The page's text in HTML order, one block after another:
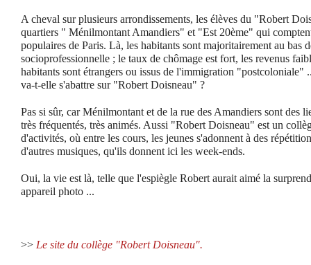
A cheval sur plusieurs arrondissements, les élèves du "Robert
quartiers " Ménilmontant Amandiers" et "Est 20ème" qui
populaires de Paris. Là, les habitants sont majoritairement au bas
socioprofessionnelle ; le taux de chômage est fort, les revenus
habitants sont étrangers ou issus de l'immigration "postcoloniale"
va-t-elle s'abattre sur "Robert Doisneau" ?
Pas si sûr, car Ménilmontant et de la rue des Amandiers sont des
très fréquentés, très animés. Aussi "Robert Doisneau" est un
d'activités, où entre les cours, les jeunes s'adonnent à des
d'autres musiques, qu'ils donnent ici les week-ends.
Oui, la vie est là, telle que l'espiègle Robert aurait aimé la
appareil photo ...
>> Le site du collège "Robert Doisneau".